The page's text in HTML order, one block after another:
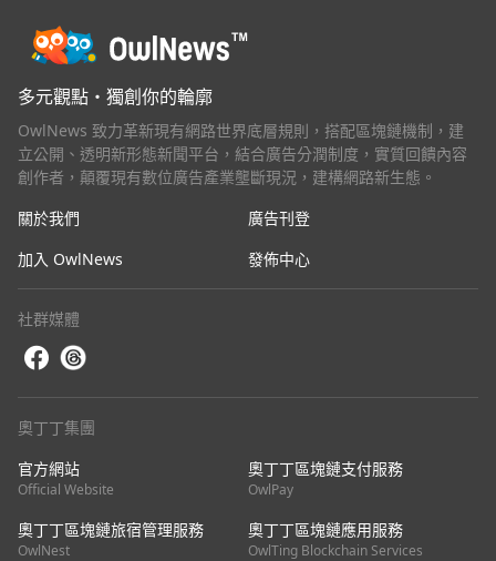
多元觀點・獨創你的輪廓
OwlNews 致力革新現有網路世界底層規則，搭配區塊鏈機制，建
立公開、透明新形態新聞平台，結合廣告分潤制度，實質回饋內容
創作者，顛覆現有數位廣告產業壟斷現況，建構網路新生態。
關於我們
廣告刊登
加入 OwlNews
發佈中心
社群媒體
奧丁丁集團
官方網站
Official Website
奧丁丁區塊鏈支付服務
OwlPay
奧丁丁區塊鏈旅宿管理服務
OwlNest
奧丁丁區塊鏈應用服務
OwlTing Blockchain Services